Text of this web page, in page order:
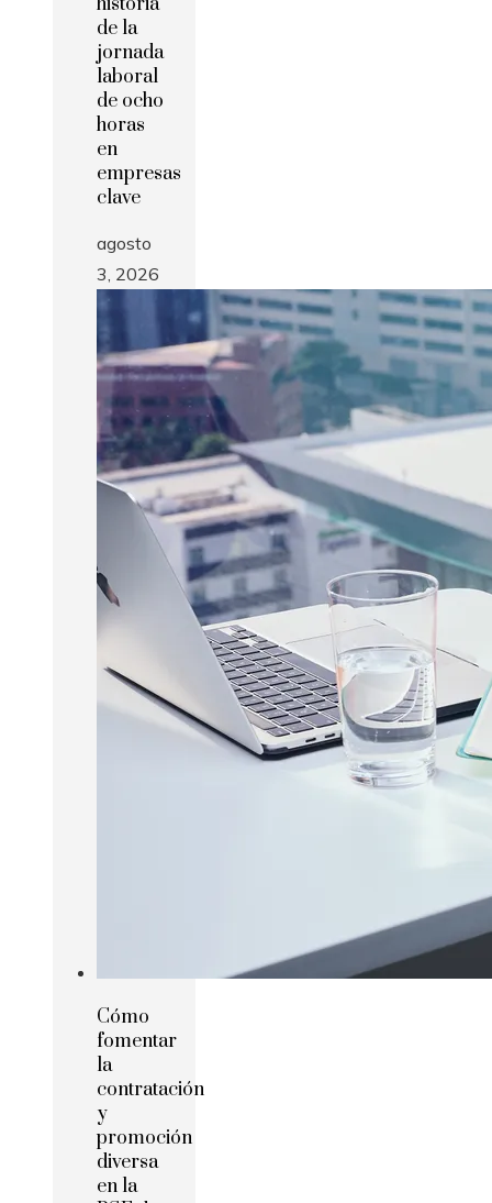
de la
jornada
laboral
de ocho
horas
en
empresas
clave
agosto
3, 2026
Cómo
fomentar
la
contratación
y
promoción
diversa
en la